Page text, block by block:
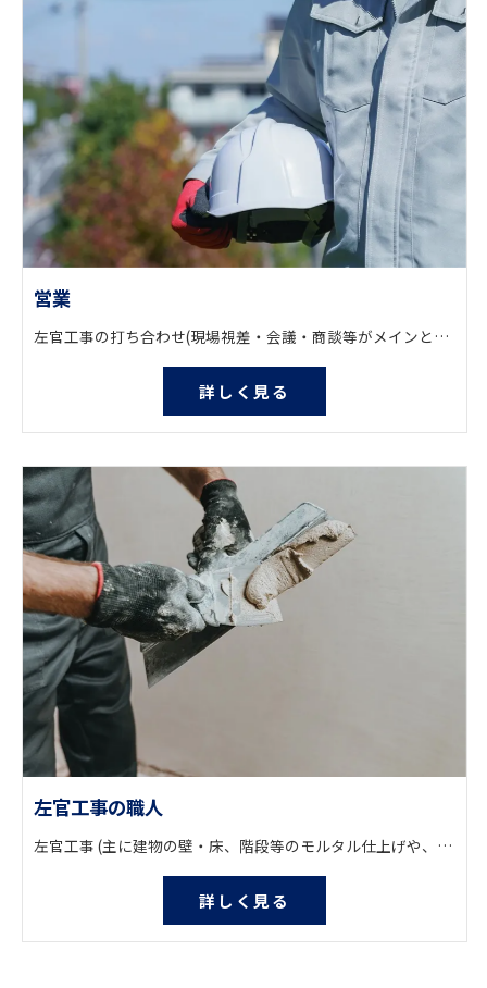
営業
左官工事の打ち合わせ(現場視差・会議・商談等がメインとなります。) ルート営業となりますので、飛び込み営業等は一切行っておりません。
詳しく見る
左官工事の職人
左官工事 (主に建物の壁・床、階段等のモルタル仕上げや、コンクリートの躯体面の補修工事を施工いたします。) 他に土間コンクリート仕上げも行っております。
詳しく見る